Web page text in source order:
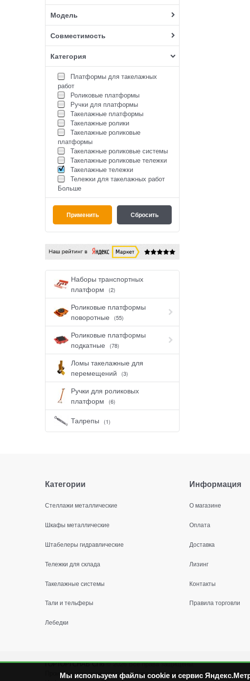
Наборы транспортных
платформ
(2)
Роликовые платформы
поворотные
(55)
Роликовые платформы
подкатные
(78)
Ломы такелажные для
перемещений
(3)
Ручки для роликовых
платформ
(6)
Талрепы (1)
Модель
Совместимость
Категория
Платформы для такелажных
работ
Роликовые платформы
Ручки для платформы
Такелажные платформы
Такелажные ролики
Такелажные роликовые
платформы
Такелажные роликовые системы
Такелажные роликовые тележки
Такелажные тележки
Тележки для такелажных работ
Больше
Категории
Стеллажи металлические
Шкафы металлические
Штабелеры гидравлические
Тележки для склада
Такелажные системы
Тали и тельферы
Лебедки
Информация
О магазине
Оплата
Доставка
Лизинг
Контакты
Правила торговли
ГОРТОРГСНАБ СПб © 2026Все права защищены.
Производство продажа складского оборудования:
Мы используем файлы cookie и сервис